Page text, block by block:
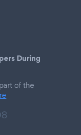
During
of the